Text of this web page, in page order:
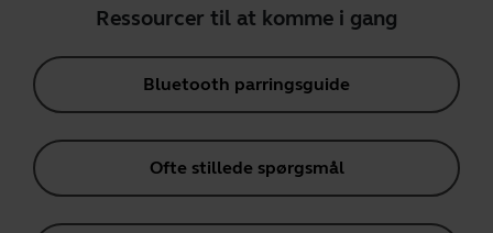
Ressourcer til at komme i gang
Bluetooth parringsguide
Ofte stillede spørgsmål